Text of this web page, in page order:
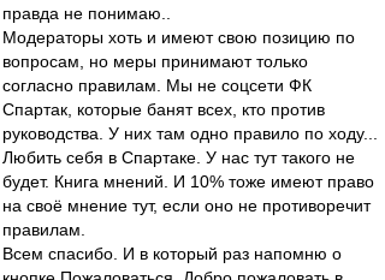
правда не понимаю..
Модераторы хоть и имеют свою позицию по
вопросам, но меры принимают только
согласно правилам. Мы не соцсети ФК
Спартак, которые банят всех, кто против
руководства. У них там одно правило по ходу...
Любить себя в Спартаке. У нас тут такого не
будет. Книга мнений. И 10% тоже имеют право
на своё мнение тут, если оно не противоречит
правилам.
Всем спасибо. И в который раз напомню о